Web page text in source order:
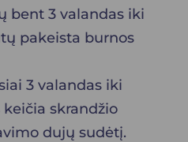
bent 3 valandas iki
pakeista burnos
3 valandas iki
skrandžio
dujų sudėtį.